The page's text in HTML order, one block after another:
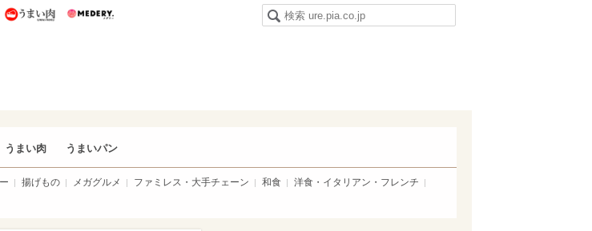
うまいパン うまい肉
うまい肉 うまいパン
揚げもの メガグルメ ファミレス・大手チェーン 和食
洋食・イタリアン・フレンチ